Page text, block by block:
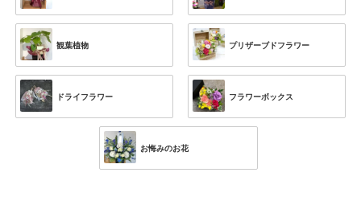
観葉植物 プリザーブドフラワー
ドライフラワー フラワーボックス
お悔みのお花